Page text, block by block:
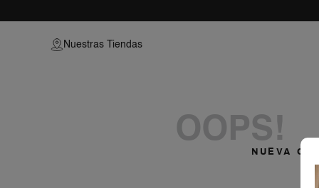
Nuestras Tiendas
NUEVA
OOPS!